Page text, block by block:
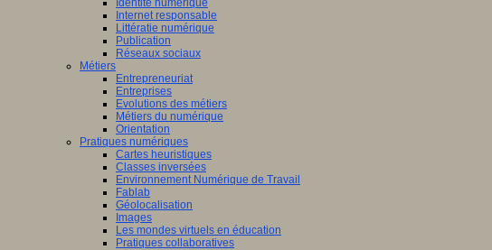
Identité numérique
Internet responsable
Littératie numérique
Publication
Réseaux sociaux
Métiers
Entrepreneuriat
Entreprises
Evolutions des métiers
Métiers du numérique
Orientation
Pratiques numériques
Cartes heuristiques
Classes inversées
Environnement Numérique de Travail
Fablab
Géolocalisation
Images
Les mondes virtuels en éducation
Pratiques collaboratives